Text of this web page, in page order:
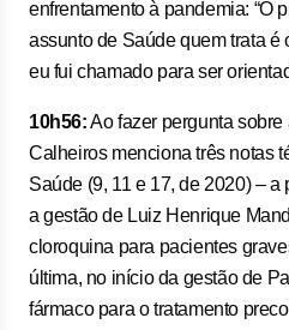
enfrentamento à pandemia: “O
assunto de Saúde quem trata é
eu fui chamado para ser
10h56:Ao fazer pergunta
Calheiros menciona três notas
Saúde (9, 11 e 17, de 2020) –
a gestão de Luiz Henrique
cloroquina para pacientes
última, no início da gestão de
fármaco para o tratamento